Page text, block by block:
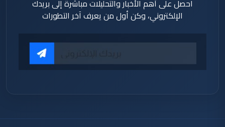
احصل على أهم الأخبار والتحليلات مباشرة إلى بريدك
الإلكتروني، وكن أول من يعرف آخر التطورات